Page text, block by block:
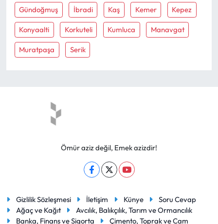
Gündoğmuş İbradi Kaş Kemer Kepez
Konyaalti Korkuteli Kumluca Manavgat
Muratpaşa Serik
Ömür aziz değil, Emek azizdir!
Gizlilik Sözleşmesi İletişim Künye
Soru Cevap
Ağaç ve Kağıt
Avcılık, Balıkçılık, Tarım ve Ormancılık
Banka, Finans ve Sigorta
Çimento, Toprak ve Cam